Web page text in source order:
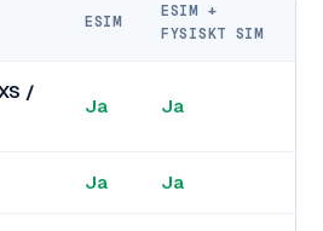
ESIM
ESIM +
FYSISKT SIM
/
Ja Ja
Ja Ja